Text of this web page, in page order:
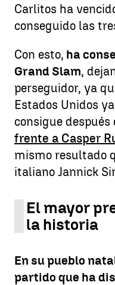
Carlitos ha
conseguido las
Con esto, ha
Grand Slam,
perseguidor, ya
Estados Unidos
consigue después
frente a Casper
mismo resultado
italiano Jannick
El mayor
la historia
En su pueblo
partido que ha